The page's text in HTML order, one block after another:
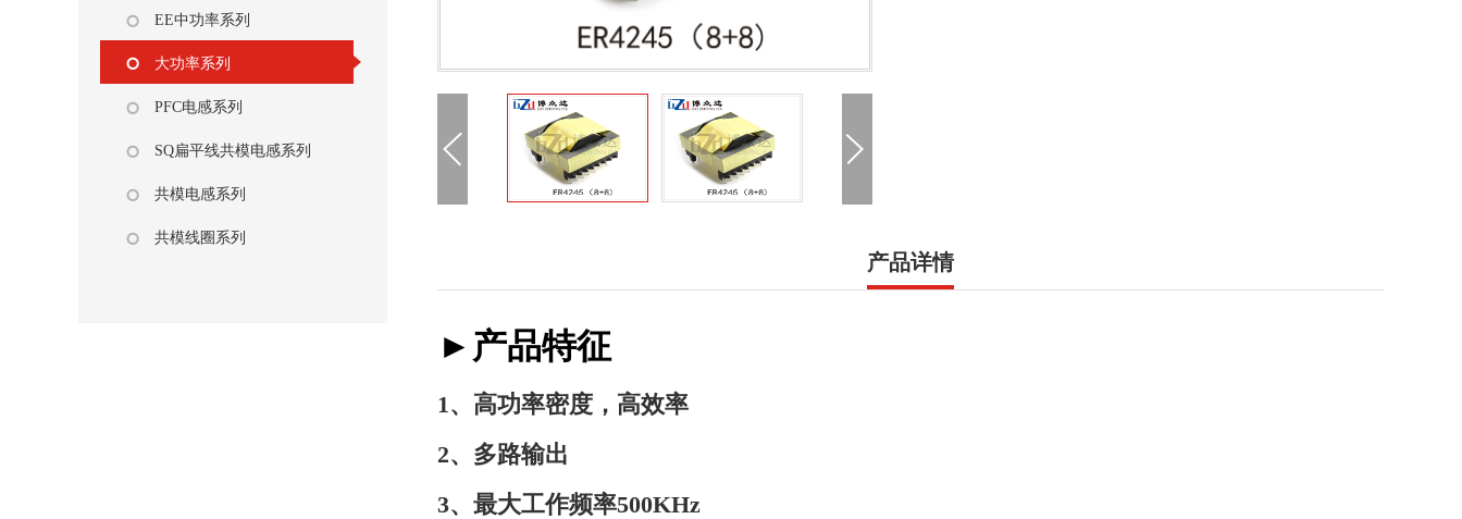
EE中功率系列
大功率系列
PFC电感系列
SQ扁平线共模电感系列
共模电感系列
共模线圈系列
产品详情
►产品特征
1、高功率密度，高效率
2、多路输出
3、最大工作频率500KHz